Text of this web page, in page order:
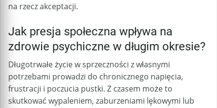
na rzecz akceptacji.
Jak presja społeczna wpływa na
zdrowie psychiczne w długim okresie?
Długotrwałe życie w sprzeczności z własnymi
potrzebami prowadzi do chronicznego napięcia,
frustracji i poczucia pustki. Z czasem może to
skutkować wypaleniem, zaburzeniami lękowymi lub